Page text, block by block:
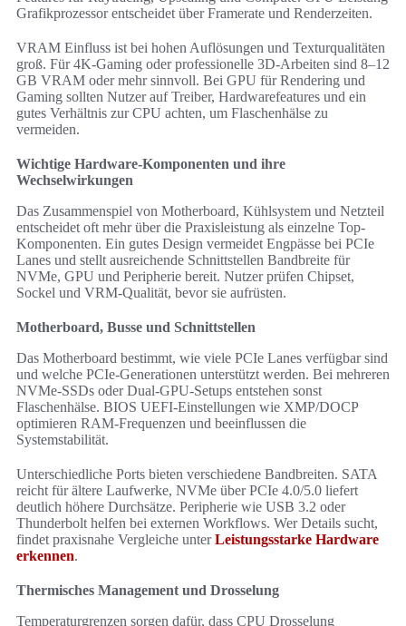
Grafikprozessor entscheidet über Framerate und Renderzeiten.
VRAM Einfluss ist bei hohen Auflösungen und Texturqualitäten
groß. Für 4K-Gaming oder professionelle 3D-Arbeiten sind 8–12
GB VRAM oder mehr sinnvoll. Bei GPU für Rendering und
Gaming sollten Nutzer auf Treiber, Hardwarefeatures und ein
gutes Verhältnis zur CPU achten, um Flaschenhälse zu
vermeiden.
Wichtige Hardware-Komponenten und ihre
Wechselwirkungen
Das Zusammenspiel von Motherboard, Kühlsystem und Netzteil
entscheidet oft mehr über die Praxisleistung als einzelne Top-
Komponenten. Ein gutes Design vermeidet Engpässe bei PCIe
Lanes und stellt ausreichende Schnittstellen Bandbreite für
NVMe, GPU und Peripherie bereit. Nutzer prüfen Chipset,
Sockel und VRM-Qualität, bevor sie aufrüsten.
Motherboard, Busse und Schnittstellen
Das Motherboard bestimmt, wie viele PCIe Lanes verfügbar sind
und welche PCIe-Generationen unterstützt werden. Bei mehreren
NVMe-SSDs oder Dual-GPU-Setups entstehen sonst
Flaschenhälse. BIOS UEFI-Einstellungen wie XMP/DOCP
optimieren RAM-Frequenzen und beeinflussen die
Systemstabilität.
Unterschiedliche Ports bieten verschiedene Bandbreiten. SATA
reicht für ältere Laufwerke, NVMe über PCIe 4.0/5.0 liefert
deutlich höhere Durchsätze. Peripherie wie USB 3.2 oder
Thunderbolt helfen bei externen Workflows. Wer Details sucht,
findet praxisnahe Vergleiche unterLeistungsstarke Hardware
erkennen.
Thermisches Management und Drosselung
Temperaturgrenzen sorgen dafür, dass CPU Drosselung